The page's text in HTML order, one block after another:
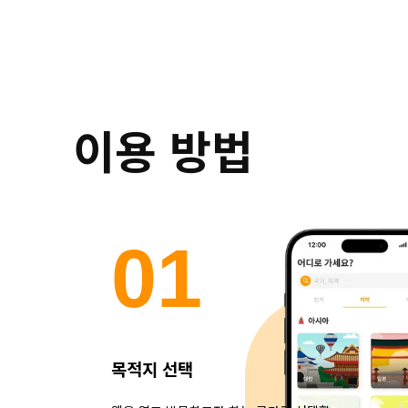
이용 방법
01
목적지 선택